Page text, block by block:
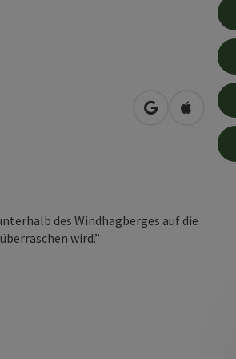
in Google
in
des Windhagberges auf die
wird.”